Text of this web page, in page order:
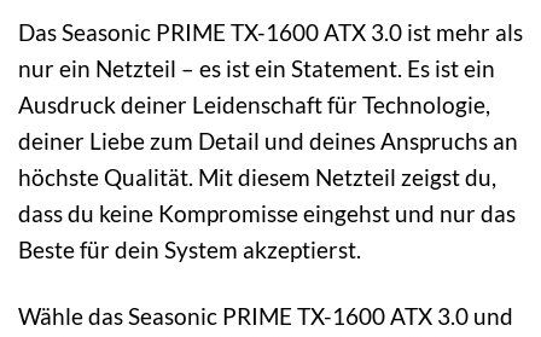
Das Seasonic PRIME TX-1600 ATX 3.0 ist mehr als
nur ein Netzteil – es ist ein Statement. Es ist ein
Ausdruck deiner Leidenschaft für Technologie,
deiner Liebe zum Detail und deines Anspruchs an
höchste Qualität. Mit diesem Netzteil zeigst du,
dass du keine Kompromisse eingehst und nur das
Beste für dein System akzeptierst.
Wähle das Seasonic PRIME TX-1600 ATX 3.0 und